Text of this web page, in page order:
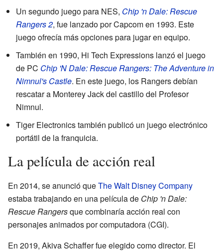
Un segundo juego para NES, Chip 'n Dale: Rescue
Rangers 2, fue lanzado por Capcom en 1993. Este
juego ofrecía más opciones para jugar en equipo.
También en 1990, Hi Tech Expressions lanzó el juego
de PC Chip 'N Dale: Rescue Rangers: The Adventure in
Nimnul's Castle. En este juego, los Rangers debían
rescatar a Monterey Jack del castillo del Profesor
Nimnul.
Tiger Electronics también publicó un juego electrónico
portátil de la franquicia.
La película de acción real
En 2014, se anunció queThe Walt Disney Company
estaba trabajando en una película de Chip 'n Dale:
Rescue Rangersque combinaría acción real con
personajes animados por computadora (CGI).
En 2019, Akiva Schaffer fue elegido como director. El